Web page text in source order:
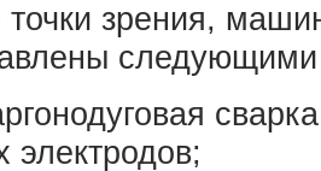
точки зрения,